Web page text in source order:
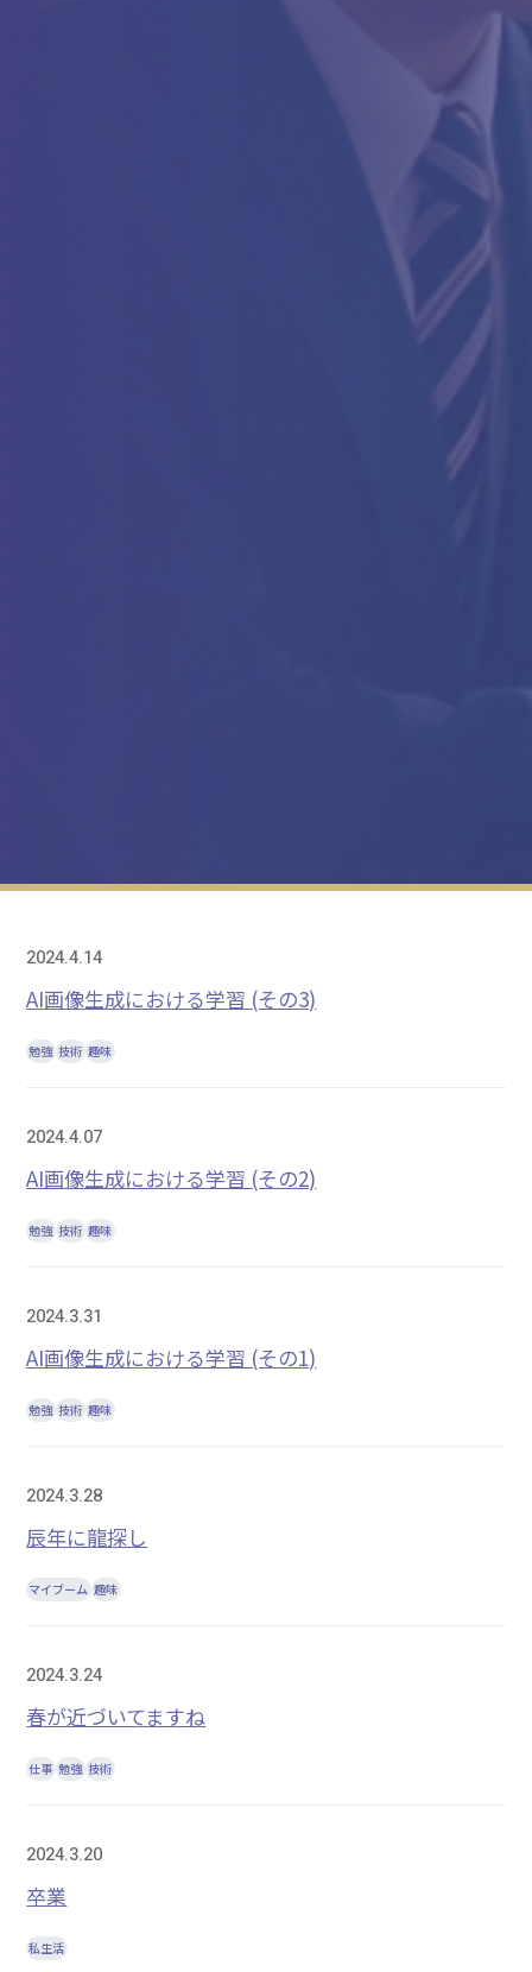
2024.4.14
AI画像生成における学習 (その3)
勉強 技術 趣味
2024.4.07
AI画像生成における学習 (その2)
勉強 技術 趣味
2024.3.31
AI画像生成における学習 (その1)
勉強 技術 趣味
2024.3.28
辰年に龍探し
マイブーム 趣味
2024.3.24
春が近づいてますね
仕事 勉強 技術
2024.3.20
卒業
私生活